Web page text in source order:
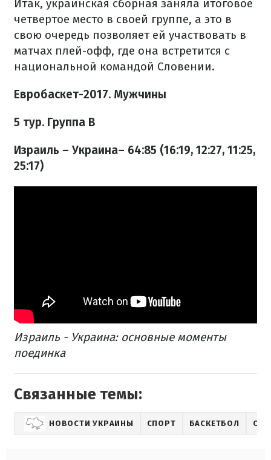
Итак, украинская сборная заняла итоговое
четвертое место в своей группе, а это в
свою очередь позволяет ей участвовать в
матчах плей-офф, где она встретится с
национальной командой Словении.
Евробаскет-2017. Мужчины
5 тур. Группа B
Израиль – Украина– 64:85 (16:19, 12:27, 11:25,
25:17)
Израиль - Украина: основные моменты
поединка
Связанные темы:
НОВОСТИ УКРАИНЫ СПОРТ БАСКЕТБОЛ